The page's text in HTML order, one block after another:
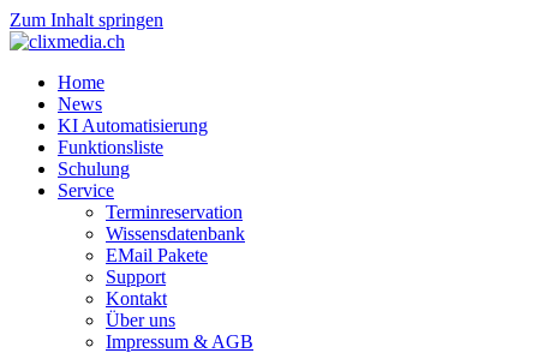
Zum Inhalt springen
Home
News
KI Automatisierung
Funktionsliste
Schulung
Service
Terminreservation
Wissensdatenbank
EMail Pakete
Support
Kontakt
Über uns
Impressum & AGB